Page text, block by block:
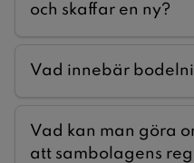
och skaffar en ny?
Vad innebär
Vad kan man göra
att sambolagens